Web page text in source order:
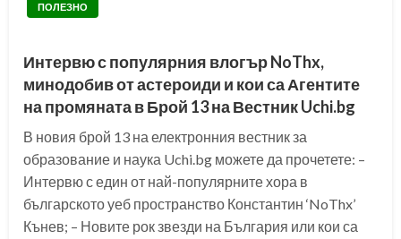
ПОЛЕЗНО
Интервю с популярния влогър NoThx,
минодобив от астероиди и кои са Агентите
на промяната в Брой 13 на Вестник Uchi.bg
В новия брой 13 на електронния вестник за
образование и наука Uchi.bg можете да прочетете: –
Интервю с един от най-популярните хора в
българското уеб пространство Константин ‘NoThx’
Кънев; – Новите рок звезди на България или кои са